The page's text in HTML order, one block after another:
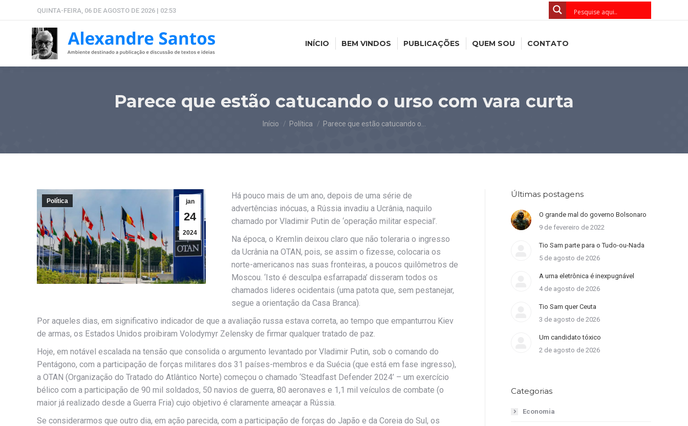
QUINTA-FEIRA, 06 DE AGOSTO DE 2026 | 02:53
INÍCIO BEM VINDOS PUBLICAÇÕES QUEM SOU CONTATO
Parece que estão catucando o urso com vara curta
Você está aqui:
Início Política Parece que estão catucando o…
jan
24
2024
Política
Há pouco mais de um ano, depois de uma série de
advertências inócuas, a Rússia invadiu a Ucrânia, naquilo
chamado por Vladimir Putin de ‘operação militar especial’.
Na época, o Kremlin deixou claro que não toleraria o ingresso
da Ucrânia na OTAN, pois, se assim o fizesse, colocaria os
norte-americanos nas suas fronteiras, a poucos quilômetros de
Moscou. ‘Isto é desculpa esfarrapada’ disseram todos os
chamados lideres ocidentais (uma patota que, sem pestanejar,
segue a orientação da Casa Branca).
Por aqueles dias, em significativo indicador de que a avaliação russa estava correta, ao tempo que empanturrou Kiev
de armas, os Estados Unidos proibiram Volodymyr Zelensky de firmar qualquer tratado de paz.
Hoje, em notável escalada na tensão que consolida o argumento levantado por Vladimir Putin, sob o comando do
Pentágono, com a participação de forças militares dos 31 países-membros e da Suécia (que está em fase ingresso),
a OTAN (Organização do Tratado do Atlântico Norte) começou o chamado ‘Steadfast Defender 2024’ – um exercício
bélico com a participação de 90 mil soldados, 50 navios de guerra, 80 aeronaves e 1,1 mil veículos de combate (o
maior já realizado desde a Guerra Fria) cujo objetivo é claramente ameaçar a Rússia.
Se considerarmos que outro dia, em ação parecida, com a participação de forças do Japão e da Coreia do Sul, os
Últimas postagens
O grande mal do governo Bolsonaro
9 de fevereiro de 2022
Tio Sam parte para o Tudo-ou-Nada
5 de agosto de 2026
A urna eletrônica é inexpugnável
4 de agosto de 2026
Tio Sam quer Ceuta
3 de agosto de 2026
Um candidato tóxico
2 de agosto de 2026
Categorias
Economia